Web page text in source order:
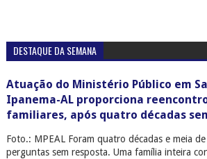
DESTAQUE DA SEMANA
Atuação do Ministério Público em
Ipanema-AL proporciona
familiares, após quatro décadas
Foto.: MPEAL Foram quatro décadas e meia
perguntas sem resposta. Uma família inteira